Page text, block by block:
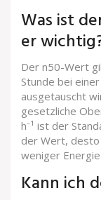
Was ist
er
Der n50-Wert
Stunde bei
ausgetauscht
gesetzliche
h⁻¹ ist der
der Wert,
weniger
Kann ich